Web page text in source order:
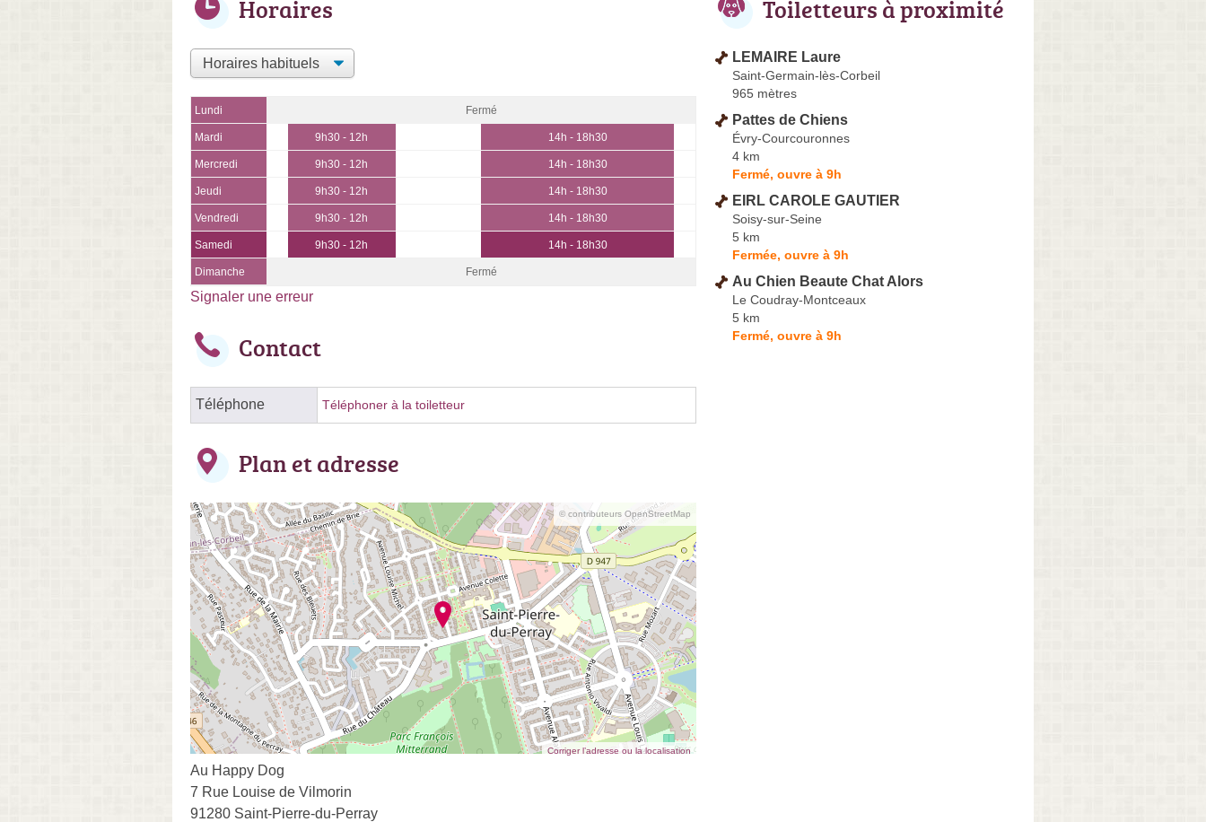
Horaires
Lundi Fermé
Mardi 9h30 - 12h 14h - 18h30
Mercredi 9h30 - 12h 14h - 18h30
Jeudi 9h30 - 12h 14h - 18h30
Vendredi 9h30 - 12h 14h - 18h30
Samedi 9h30 - 12h 14h - 18h30
Dimanche Fermé
Signaler une erreur
Contact
Téléphone Téléphoner à la toiletteur
Plan et adresse
© contributeurs OpenStreetMap
Corriger l’adresse ou la localisation
Au Happy Dog
7 Rue Louise de Vilmorin
91280 Saint-Pierre-du-Perray
Toiletteurs à proximité
LEMAIRE Laure
Saint-Germain-lès-Corbeil
965 mètres
Pattes de Chiens
Évry-Courcouronnes
4 km
Fermé, ouvre à 9h
EIRL CAROLE GAUTIER
Soisy-sur-Seine
5 km
Fermée, ouvre à 9h
Au Chien Beaute Chat Alors
Le Coudray-Montceaux
5 km
Fermé, ouvre à 9h